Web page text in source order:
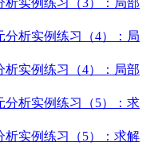
析实例练习（3）：局部
析实例练习（4）：局部
析实例练习（5）：求解